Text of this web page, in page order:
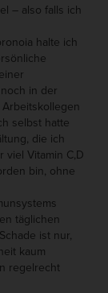
– also falls ich
halte ich
in der
selbst hatte
die ich
viel Vitamin C,D
bin, ohne
täglichen
ist nur,
kaum
regelrecht